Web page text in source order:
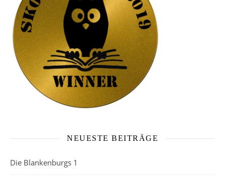
NEUESTE BEITRÄGE
Die Blankenburgs 1